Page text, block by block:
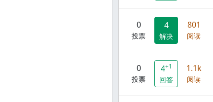
0
投票
4
解决
801
阅读
0
投票
4+1
回答
1.1k
阅读